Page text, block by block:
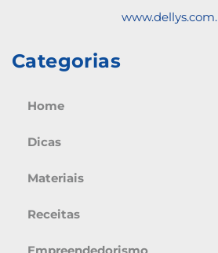
Categorias
Home
Dicas
Materiais
Receitas
Empreendedorismo